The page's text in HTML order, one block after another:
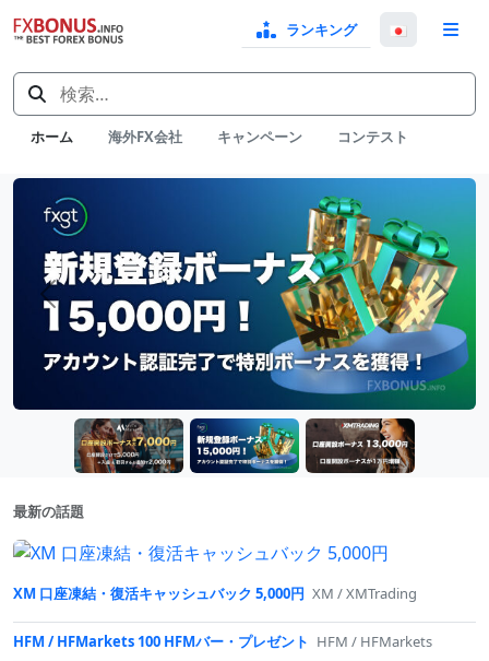
検
索:
ランキング
言
語
選
択
ホーム 海外FX会社 キャンペーン コンテスト
お
前へ 次へ
最新の話題
XM 口座凍結・復活キャッシュバック 5,000円 XM / XMTrading
HFM / HFMarkets 100 HFMバー・プレゼント HFM / HFMarkets